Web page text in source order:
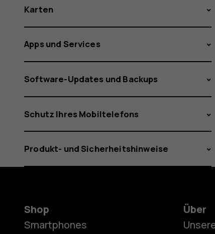
Karten
Apps und Services
Software-Updates und Backups
Schutz Ihres Mobiltelefons
Produkt- und Sicherheitshinweise
Shop
Smartphones
Über